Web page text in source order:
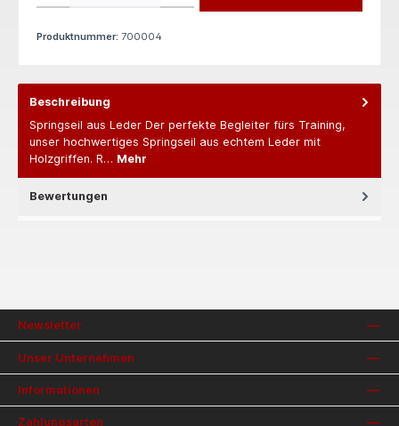
Produktnummer: 700004
Beschreibung
Springseil aus Leder Der perfekte Begleiter fürs Training,
unser hochwertiges Springseil aus echtem Leder mit
Holzgriffen. R… Mehr
Bewertungen
Newsletter
Unser Unternehmen
Informationen
Zahlungsarten